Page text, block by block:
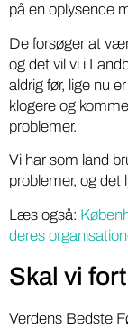
på en oplysende
De forsøger at
og det vil vi i
aldrig før, lige nu
klogere og
problemer.
Vi har som land
problemer, og det
Læs også:
deres
Skal vi
Verdens Bedste